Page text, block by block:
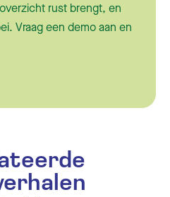
rust brengt, en
Vraag een demo aan en